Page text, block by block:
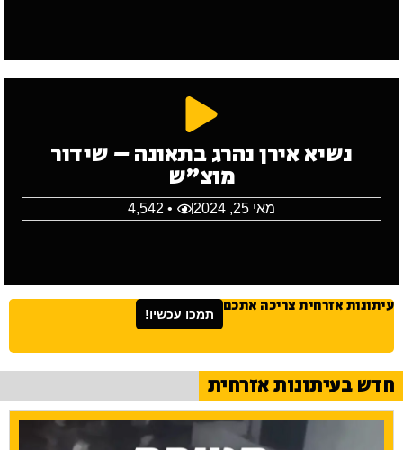
נשיא אירן נהרג בתאונה – שידור
מוצ"ש
מאי 25, 2024 • 4,542
עיתונות אזרחית צריכה אתכם תמכו עכשיו!
חדש בעיתונות אזרחית